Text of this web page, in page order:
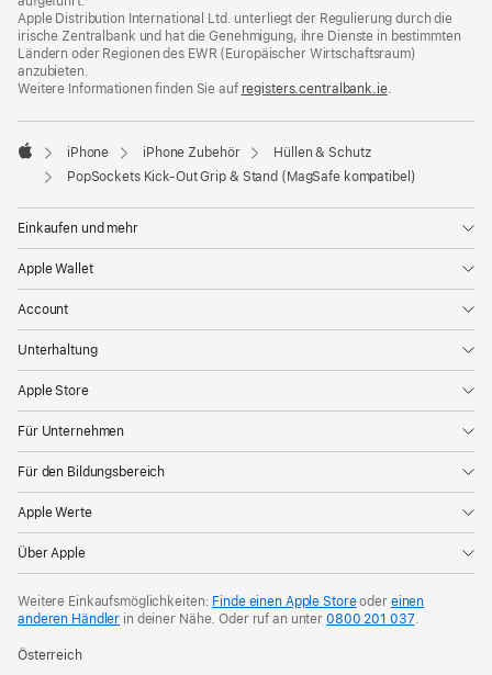
Apple Distribution International Ltd. unterliegt der Regulierung durch die
irische Zentralbank und hat die Genehmigung, ihre Dienste in bestimmten
Ländern oder Regionen des EWR (Europäischer Wirtschaftsraum)
anzubieten.
Weitere Informationen finden Sie auf registers.centralbank.ie(Öffnet
neues
.
Apple
iPhone iPhone Zubehör
Hüllen & Schutz
PopSockets Kick-Out Grip & Stand (MagSafe kompatibel)
Einkaufen und mehr
Apple Wallet
Account
Unterhaltung
Apple Store
Für Unternehmen
Für den Bildungsbereich
Apple Werte
Über Apple
Weitere Einkaufsmöglichkeiten: Finde einen Apple Storeoder einen
anderen Händler in deiner Nähe. Oder ruf an unter0800 201 037.
Österreich